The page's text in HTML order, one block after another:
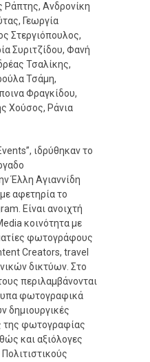
Ράπτης, Ανδρονίκη
Γεωργία
Στεργιόπουλος,
Συριτζίδου, Φανή
Τσαλίκης,
Τσάμη,
Φραγκίδου,
Χούσος, Ράνια
ιδρύθηκαν το
Έλλη Αγιαννίδη
αφετηρία το
Είναι ανοιχτή
κοινότητα με
φωτογράφους
Creators, travel
δικτύων. Στο
περιλαμβάνονται
φωτογραφικά
δημιουργικές
της φωτογραφίας
και αξιόλογες